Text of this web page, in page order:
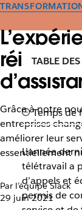
Grâce à notre
entreprises
améliorer leur
essentiellement
Par l’équipe Slack
29 juin 2021
TABLE
Temps de
L’année
télétravail a
d’appels et
permis de